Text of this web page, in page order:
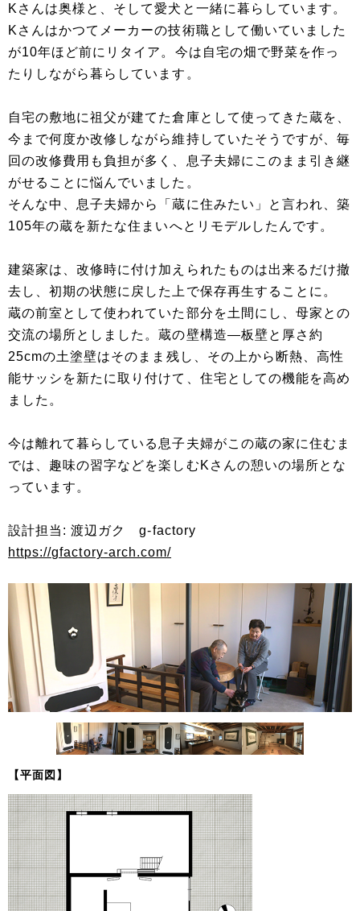
Kさんは奥様と、そして愛犬と一緒に暮らしています。
Kさんはかつてメーカーの技術職として働いていました
が10年ほど前にリタイア。今は自宅の畑で野菜を作っ
たりしながら暮らしています。
自宅の敷地に祖父が建てた倉庫として使ってきた蔵を、
今まで何度か改修しながら維持していたそうですが、毎
回の改修費用も負担が多く、息子夫婦にこのまま引き継
がせることに悩んでいました。
そんな中、息子夫婦から「蔵に住みたい」と言われ、築
105年の蔵を新たな住まいへとリモデルしたんです。
建築家は、改修時に付け加えられたものは出来るだけ撤
去し、初期の状態に戻した上で保存再生することに。
蔵の前室として使われていた部分を土間にし、母家との
交流の場所としました。蔵の壁構造―板壁と厚さ約
25cmの土塗壁はそのまま残し、その上から断熱、高性
能サッシを新たに取り付けて、住宅としての機能を高め
ました。
今は離れて暮らしている息子夫婦がこの蔵の家に住むま
では、趣味の習字などを楽しむKさんの憩いの場所とな
っています。
設計担当: 渡辺ガク g-factory
https://gfactory-arch.com/
【平面図】